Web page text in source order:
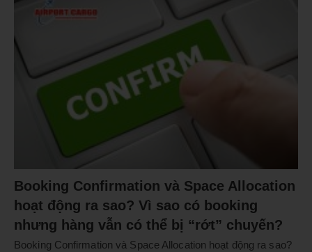
Booking Confirmation và Space Allocation
hoạt động ra sao? Vì sao có booking
nhưng hàng vẫn có thể bị “rớt” chuyến?
Booking Confirmation và Space Allocation hoạt động ra sao?